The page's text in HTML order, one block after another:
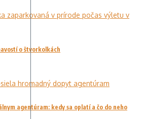
o štvorkolkách
agentúram: kedy sa oplatí a čo do neho